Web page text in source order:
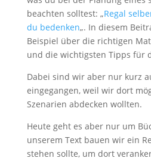
beachten solltest: „Regal
du bedenken„. In diesem
Beispiel über die richtigen
und die wichtigsten Tipps für
Dabei sind wir aber nur kurz
eingegangen, weil wir dort
Szenarien abdecken wollten.
Heute geht es aber nur um
unserem Text bauen wir ein
stehen sollte, um dort